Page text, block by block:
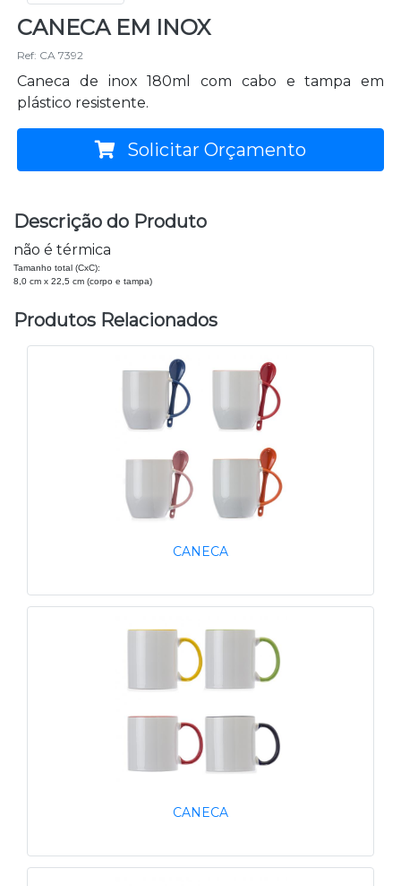
CANECA EM INOX
Ref: CA 7392
Caneca de inox 180ml com cabo e tampa em
plástico resistente.
Solicitar Orçamento
Descrição do Produto
não é térmica
Tamanho total (CxC):
8,0 cm x 22,5 cm (corpo e tampa)
Produtos Relacionados
CANECA
CANECA